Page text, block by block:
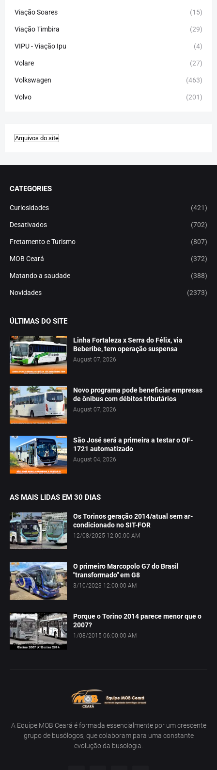
Viação Soares (15)
Viação Timbira (29)
VIPU - Viação Ipu (4)
Volare (27)
Volkswagen (463)
Volvo (201)
CATEGORIES
Curiosidades (421)
Desativados (702)
Fretamento e Turismo (807)
MOB Ceará (372)
Matando a saudade (388)
Novidades (2373)
ÚLTIMAS DO SITE
Linha Fortaleza x Serra do Félix, via
Beberibe, tem operação suspensa
August 07, 2026
Novo programa pode beneficiar empresas
de ônibus com débitos tributários
August 07, 2026
São José será a primeira a testar o OF-
1721 automatizado
August 04, 2026
AS MAIS LIDAS EM 30 DIAS
Os Torinos geração 2014/atual sem ar-
condicionado no SIT-FOR
12/08/2025 12:00:00 AM
O primeiro Marcopolo G7 do Brasil
"transformado" em G8
3/10/2023 12:00:00 AM
Porque o Torino 2014 parece menor que o
2007?
1/08/2015 06:00:00 AM
A Equipe MOB Ceará é formada essencialmente por um crescente
grupo de busólogos, que colaboram para uma constante
evolução da busologia.